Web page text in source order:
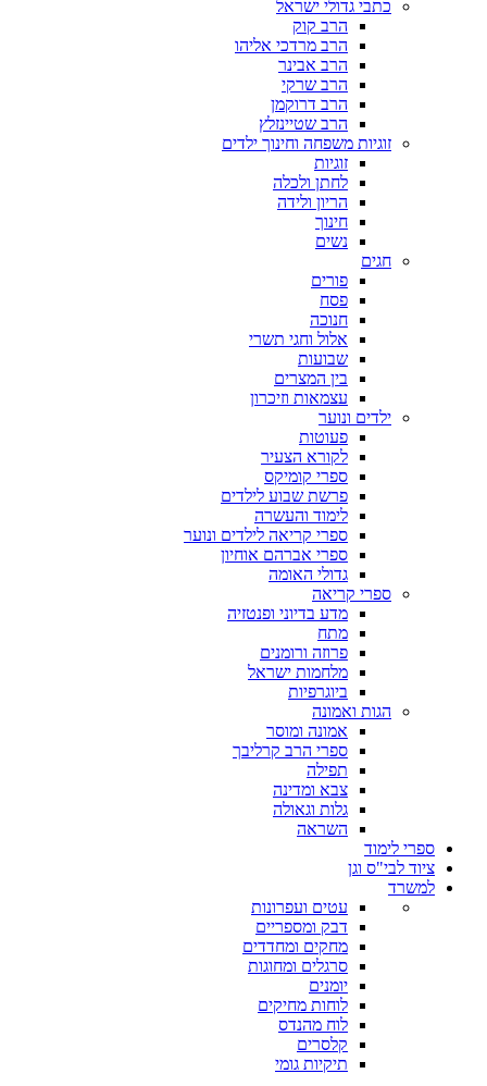
כתבי גדולי ישראל
הרב קוק
הרב מרדכי אליהו
הרב אבינר
הרב שרקי
הרב דרוקמן
הרב שטיינזלץ
זוגיות משפחה וחינוך ילדים
זוגיות
לחתן ולכלה
הריון ולידה
חינוך
נשים
חגים
פורים
פסח
חנוכה
אלול וחגי תשרי
שבועות
בין המצרים
עצמאות וזיכרון
ילדים ונוער
פעוטות
לקורא הצעיר
ספרי קומיקס
פרשת שבוע לילדים
לימוד והעשרה
ספרי קריאה לילדים ונוער
ספרי אברהם אוחיון
גדולי האומה
ספרי קריאה
מדע בדיוני ופנטזיה
מתח
פרוזה ורומנים
מלחמות ישראל
ביוגרפיות
הגות ואמונה
אמונה ומוסר
ספרי הרב קרליבך
תפילה
צבא ומדינה
גלות וגאולה
השראה
ספרי לימוד
ציוד לבי"ס וגן
למשרד
עטים ועפרונות
דבק ומספריים
מחקים ומחדדים
סרגלים ומחוגות
יומנים
לוחות מחיקים
לוח מהנדס
קלסרים
תיקיות גומי